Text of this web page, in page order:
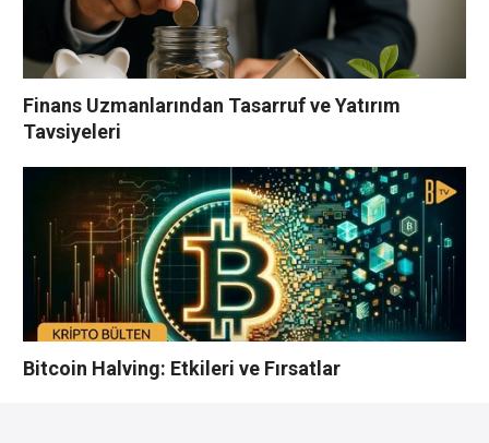
Finans Uzmanlarından Tasarruf ve Yatırım
Tavsiyeleri
Bitcoin Halving: Etkileri ve Fırsatlar